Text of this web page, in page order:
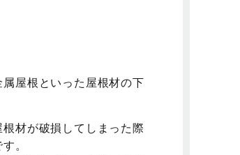
屋根といった屋根材の下
材が破損してしまった際
。